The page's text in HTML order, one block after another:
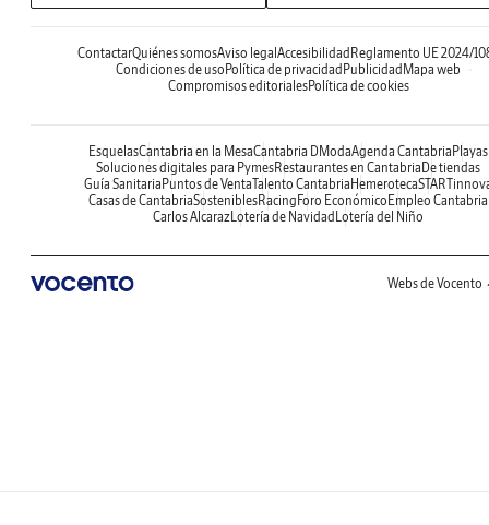
ContactarQuiénes somosAviso legal Accesibilidad Reglamento UE 2024/
Condiciones de uso Política de privacidad Publicidad Mapa web
Compromisos editorialesPolítica de cookies
EsquelasCantabria en la MesaCantabria DModaAgenda Cantabria Playas
Soluciones digitales para PymesRestaurantes en Cantabria De tiendas
Guía Sanitaria Puntos de VentaTalento Cantabria Hemeroteca
Casas de CantabriaSosteniblesRacing Foro Económico Empleo Cantabria
Carlos AlcarazLotería de Navidad Lotería del Niño
Webs de Vocento